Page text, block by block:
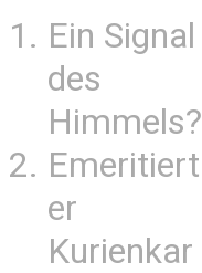
Ein Signal
des
Himmels?
Emeritiert
er
Kurienkar